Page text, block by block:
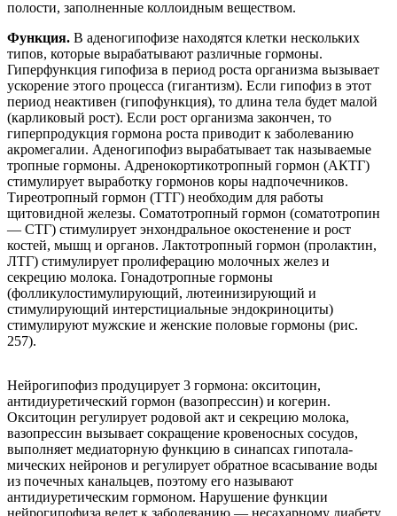
полости, заполненные коллоидным веществом.
Функция. В аденогипофизе находятся клетки нескольких
типов, которые вырабатывают различные гормоны.
Гиперфункция гипофиза в период роста организма вызывает
ускорение этого процесса (гигантизм). Если гипофиз в этот
период неактивен (гипофункция), то длина тела будет малой
(карликовый рост). Если рост организма закончен, то
гиперпродукция гормона роста приводит к заболеванию
акромегалии. Аденогипофиз вырабатывает так называемые
тропные гормоны. Адренокортикотропный гормон (АКТГ)
стимулирует выработку гормонов коры надпочечников.
Тиреотропный гормон (ТТГ) необходим для работы
щитовидной железы. Соматотропный гормон (соматотропин
— СТГ) стимулирует энхондральное окостенение и рост
костей, мышц и органов. Лактотропный гормон (пролактин,
ЛТГ) стимулирует пролиферацию молочных желез и
секрецию молока. Гонадотропные гормоны
(фолликулостимулирующий, лютеинизирующий и
стимулирующий интерстициальные эндокриноциты)
стимулируют мужские и женские половые гормоны (рис.
257).
Нейрогипофиз продуцирует 3 гормона: окситоцин,
антидиуретический гормон (вазопрессин) и когерин.
Окситоцин регулирует родовой акт и секрецию молока,
вазопрессин вызывает сокращение кровеносных сосудов,
выполняет медиаторную функцию в синапсах гипотала-
мических нейронов и регулирует обратное всасывание воды
из почечных канальцев, поэтому его называют
антидиуретическим гормоном. Нарушение функции
нейрогипофиза ведет к заболеванию — несахарному диабету.